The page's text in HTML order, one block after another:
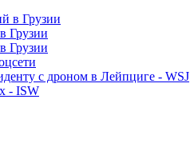
Грузии
Грузии
с дроном в Лейпциге - WSJ
- ISW